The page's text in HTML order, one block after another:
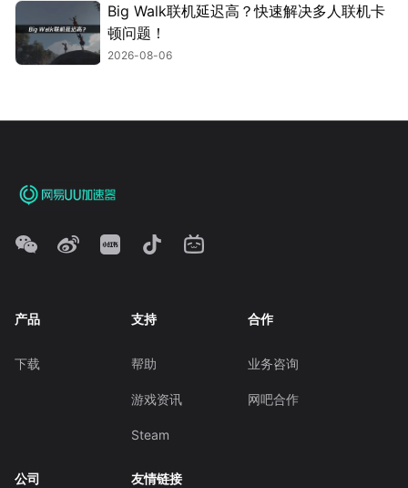
Big Walk联机延迟高？快速解决多人联机卡
顿问题！
2026-08-06
产品
下载
支持
帮助
游戏资讯
Steam
合作
业务咨询
网吧合作
公司 友情链接